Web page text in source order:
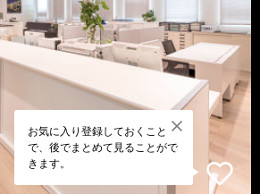
お気に入り登録しておくこと
で、後でまとめて見ることがで
きます。